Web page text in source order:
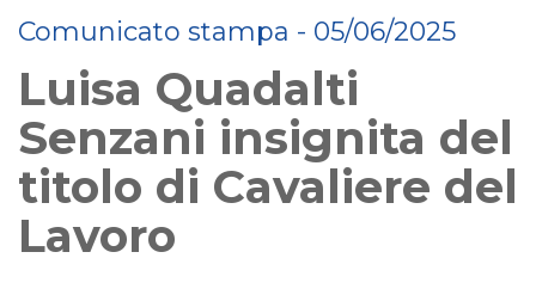
Comunicato stampa - 05/06/2025
Luisa Quadalti
Senzani insignita del
titolo di Cavaliere del
Lavoro